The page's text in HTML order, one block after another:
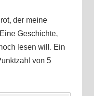
der meine
Geschichte,
lesen will. Ein
von 5